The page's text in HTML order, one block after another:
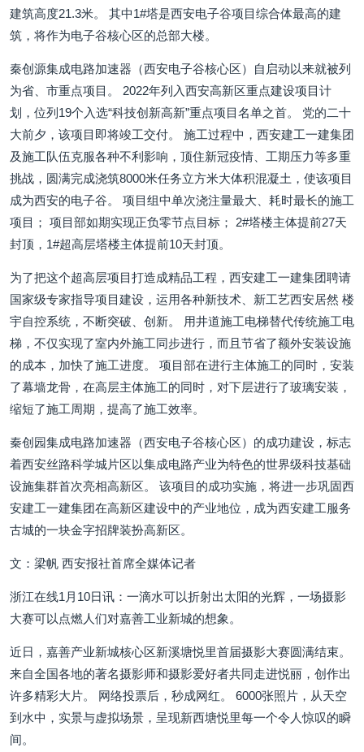
建筑高度21.3米。 其中1#塔是西安电子谷项目综合体最高的建
筑，将作为电子谷核心区的总部大楼。
秦创源集成电路加速器（西安电子谷核心区）自启动以来就被列
为省、市重点项目。 2022年列入西安高新区重点建设项目计
划，位列19个入选“科技创新高新”重点项目名单之首。 党的二十
大前夕，该项目即将竣工交付。 施工过程中，西安建工一建集团
及施工队伍克服各种不利影响，顶住新冠疫情、工期压力等多重
挑战，圆满完成浇筑8000米任务立方米大体积混凝土，使该项目
成为西安的电子谷。 项目组中单次浇注量最大、耗时最长的施工
项目； 项目部如期实现正负零节点目标； 2#塔楼主体提前27天
封顶，1#超高层塔楼主体提前10天封顶。
为了把这个超高层项目打造成精品工程，西安建工一建集团聘请
国家级专家指导项目建设，运用各种新技术、新工艺西安居然 楼
宇自控系统，不断突破、创新。 用井道施工电梯替代传统施工电
梯，不仅实现了室内外施工同步进行，而且节省了额外安装设施
的成本，加快了施工进度。 项目部在进行主体施工的同时，安装
了幕墙龙骨，在高层主体施工的同时，对下层进行了玻璃安装，
缩短了施工周期，提高了施工效率。
秦创园集成电路加速器（西安电子谷核心区）的成功建设，标志
着西安丝路科学城片区以集成电路产业为特色的世界级科技基础
设施集群首次亮相高新区。 该项目的成功实施，将进一步巩固西
安建工一建集团在高新区建设中的产业地位，成为西安建工服务
古城的一块金字招牌装扮高新区。
文：梁帆 西安报社首席全媒体记者
浙江在线1月10日讯：一滴水可以折射出太阳的光辉，一场摄影
大赛可以点燃人们对嘉善工业新城的想象。
近日，嘉善产业新城核心区新溪塘悦里首届摄影大赛圆满结束。
来自全国各地的著名摄影师和摄影爱好者共同走进悦丽，创作出
许多精彩大片。 网络投票后，秒成网红。 6000张照片，从天空
到水中，实景与虚拟场景，呈现新西塘悦里每一个令人惊叹的瞬
间。